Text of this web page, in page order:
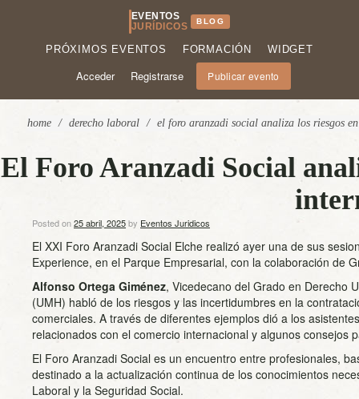
EVENTOS
JURÍDICOS
BLOG
PRÓXIMOS EVENTOS FORMACIÓN WIDGET
Acceder Registrarse Publicar evento
home / derecho laboral / el foro aranzadi social analiza los riesgos
El Foro Aranzadi Social
Posted on25 abril, 2025by Eventos Juridicos
El XXI Foro Aranzadi Social Elche realizó ayer una de sus
Experience, en el Parque Empresarial, con la colaboración de
Alfonso Ortega Giménez, Vicedecano del Grado en Derecho
(UMH) habló de los riesgos y las incertidumbres en la
comerciales. A través de diferentes ejemplos dió a los
relacionados con el comercio internacional y algunos consejos
El Foro Aranzadi Social es un encuentro entre profesionales,
destinado a la actualización continua de los conocimientos
Laboral y la Seguridad Social.